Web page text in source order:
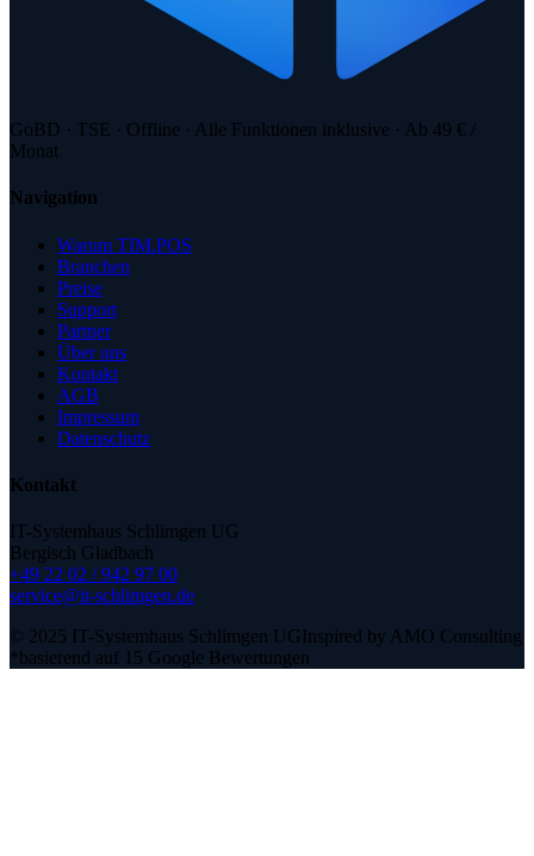
GoBD · TSE · Offline · Alle Funktionen inklusive · Ab 49 € /
Monat
Navigation
Warum TIM.POS
Branchen
Preise
Support
Partner
Über uns
Kontakt
AGB
Impressum
Datenschutz
Kontakt
IT-Systemhaus Schlimgen UG
Bergisch Gladbach
+49 22 02 / 942 97 00
service@it-schlimgen.de
© 2025 IT-Systemhaus Schlimgen UG Inspired by AMO Consulting
*basierend auf 15 Google Bewertungen